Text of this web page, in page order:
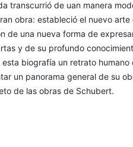
transcurrió de uan manera
obra: estableció el nuevo
de una nueva forma de
y de su profundo
biografía un retrato
un panorama general de su
de las obras de Schubert.